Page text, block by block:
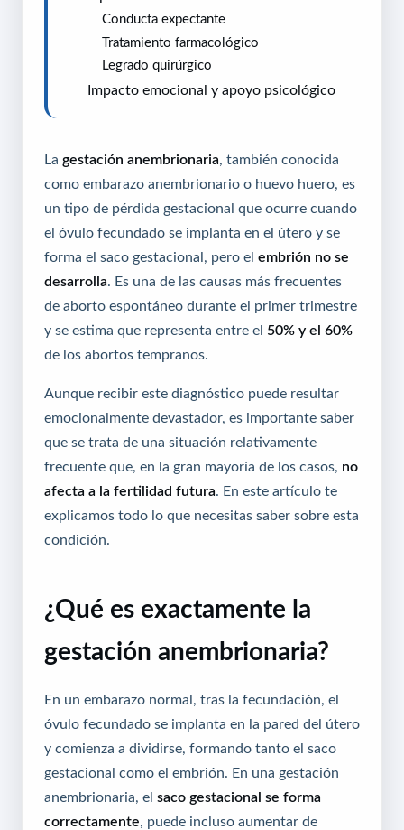
Conducta expectante
Tratamiento farmacológico
Legrado quirúrgico
Impacto emocional y apoyo psicológico
La gestación anembrionaria, también conocida
como embarazo anembrionario o huevo huero, es
un tipo de pérdida gestacional que ocurre cuando
el óvulo fecundado se implanta en el útero y se
forma el saco gestacional, pero el embrión no se
desarrolla. Es una de las causas más frecuentes
de aborto espontáneo durante el primer trimestre
y se estima que representa entre el 50% y el 60%
de los abortos tempranos.
Aunque recibir este diagnóstico puede resultar
emocionalmente devastador, es importante saber
que se trata de una situación relativamente
frecuente que, en la gran mayoría de los casos, no
afecta a la fertilidad futura. En este artículo te
explicamos todo lo que necesitas saber sobre esta
condición.
¿Qué es exactamente la
gestación anembrionaria?
En un embarazo normal, tras la fecundación, el
óvulo fecundado se implanta en la pared del útero
y comienza a dividirse, formando tanto el saco
gestacional como el embrión. En una gestación
anembrionaria, el saco gestacional se forma
correctamente, puede incluso aumentar de